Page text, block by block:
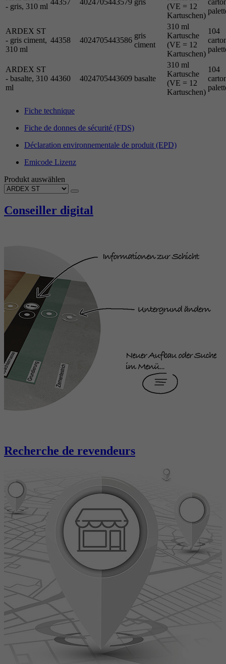
- gris, 310 ml
44357 4024705443579 gris
(VE = 12
Kartuschen)
ARDEX ST
- gris ciment,
310 ml
44358 4024705443586
gris
ciment
310 ml
Kartusche
(VE = 12
Kartuschen)
104
ARDEX ST
- basalte, 310
ml
44360 4024705443609 basalte
310 ml
Kartusche
(VE = 12
Kartuschen)
104
Fiche technique
Fiche de donnes de sécurité (FDS)
Déclaration environnementale de produit (EPD)
Emicode Lizenz
Produkt auswählen
Conseiller digital
Recherche de revendeurs